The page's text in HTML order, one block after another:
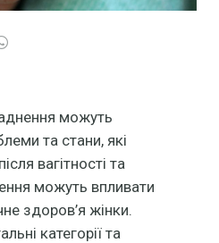
можуть
та стани, які
вагітності та
можуть впливати
здоров’я жінки.
категорії та